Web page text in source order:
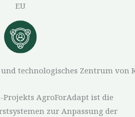
EU
technologisches Zentrum von
Projekts AgroForAdapt ist die
zur Anpassung der